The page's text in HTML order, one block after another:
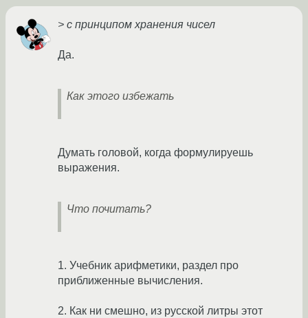
> с принципом хранения чисел
Да.
Как этого избежать
Думать головой, когда формулируешь
выражения.
Что почитать?
1. Учебник арифметики, раздел про
приближенные вычисления.
2. Как ни смешно, из русской литры этот